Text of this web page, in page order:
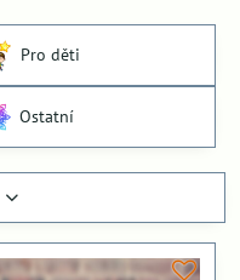
Pro děti
Ostatní